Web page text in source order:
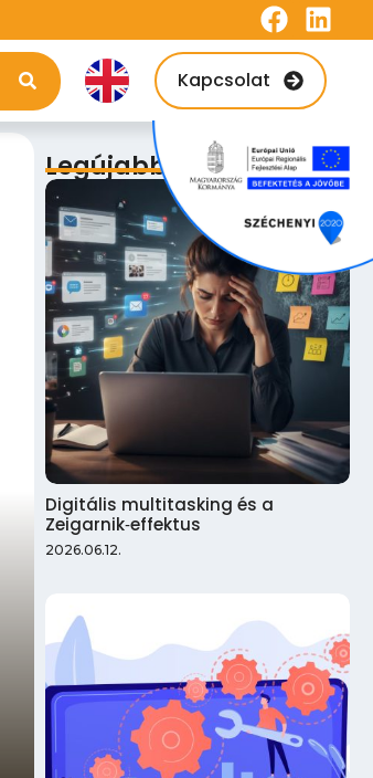
Kapcsolat
Legújabb bejegyzések
Digitális multitasking és a
Zeigarnik‑effektus
2026.06.12.